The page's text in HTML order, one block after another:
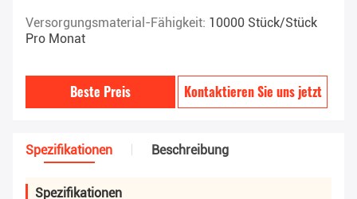
Versorgungsmaterial-Fähigkeit: 10000 Stück/Stück
Pro Monat
Beste Preis Kontaktieren Sie uns jetzt
Spezifikationen Beschreibung
Spezifikationen